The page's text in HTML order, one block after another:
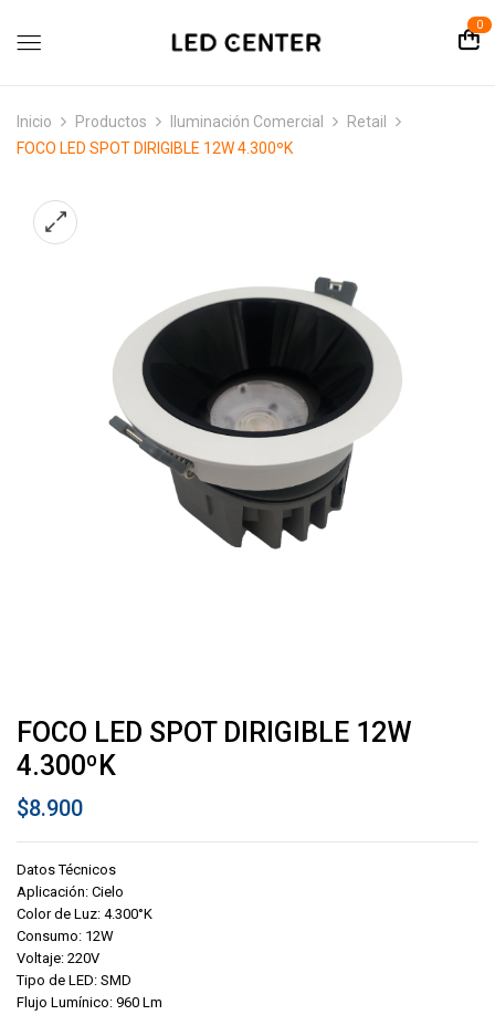
0
Inicio Productos Iluminación Comercial
Retail
FOCO LED SPOT DIRIGIBLE 12W 4.300ºK
FOCO LED SPOT DIRIGIBLE 12W
4.300ºK
$8.900
Datos Técnicos
Aplicación: Cielo
Color de Luz: 4.300°K
Consumo: 12W
Voltaje: 220V
Tipo de LED: SMD
Flujo Lumínico: 960 Lm